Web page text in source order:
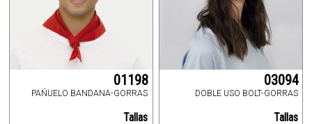
01198
PAÑUELO BANDANA-GORRAS
Tallas
03094
DOBLE USO BOLT-GORRAS
Tallas